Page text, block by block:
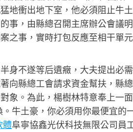
地衝出地下室，他必須阻止牛
事，由縣總召開主席辦公會議
之事，實時打包反應至相干單
身不遂等后遺癥，大夫提出必
向縣總工會請求資金幫扶，縣
象。為此，楊樹林特意奉上一
牛土豪，你必須用你最便宜的
體阜寧協鑫光伏科技無限公司員